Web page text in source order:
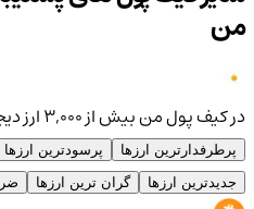
من
در کیف پول من بیش از ۳,۰۰۰ ارز دیجیتال قابل معامله وجود دارد
پرطرفدارترین ارزها پرسودترین ارزها
جدیدترین ارزها
گران ترین ارزها